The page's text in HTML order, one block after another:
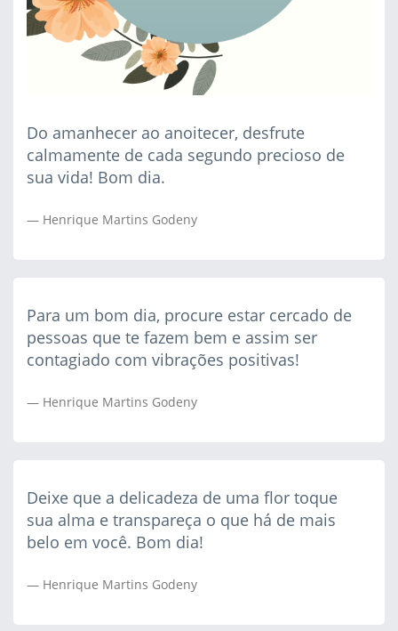
Do amanhecer ao anoitecer, desfrute
calmamente de cada segundo precioso de
sua vida! Bom dia.
Henrique Martins Godeny
Para um bom dia, procure estar cercado de
pessoas que te fazem bem e assim ser
contagiado com vibrações positivas!
Henrique Martins Godeny
Deixe que a delicadeza de uma flor toque
sua alma e transpareça o que há de mais
belo em você. Bom dia!
Henrique Martins Godeny